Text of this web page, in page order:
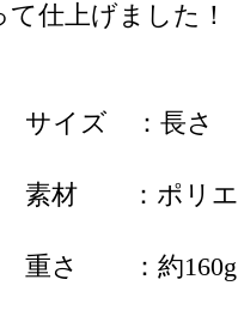
て仕上げました！
サイズ ：長さ
素材 ：ポリエ
重さ ：